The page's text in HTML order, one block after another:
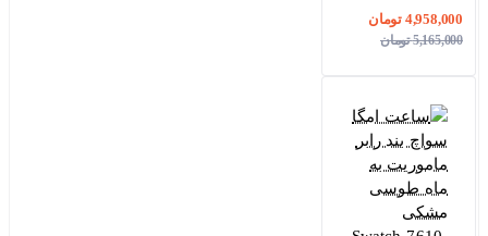
4,958,000 تومان
5,165,000 تومان